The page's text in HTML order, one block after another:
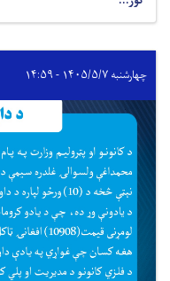
چهارشنبه ۱۴۰۵/۵/۷ - ۱۴:۵۹